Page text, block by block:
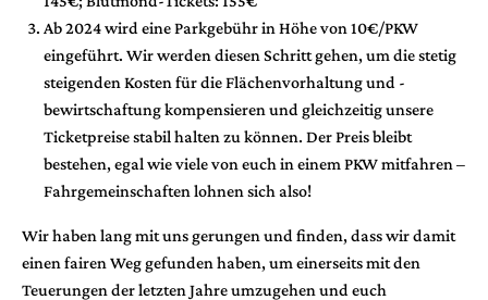
Ab 2024 wird eine Parkgebühr in Höhe von 10€/PKW
eingeführt. Wir werden diesen Schritt gehen, um die stetig
steigenden Kosten für die Flächenvorhaltung und -
bewirtschaftung kompensieren und gleichzeitig unsere
Ticketpreise stabil halten zu können. Der Preis bleibt
bestehen, egal wie viele von euch in einem PKW mitfahren –
Fahrgemeinschaften lohnen sich also!
Wir haben lang mit uns gerungen und finden, dass wir damit
einen fairen Weg gefunden haben, um einerseits mit den
Teuerungen der letzten Jahre umzugehen und euch